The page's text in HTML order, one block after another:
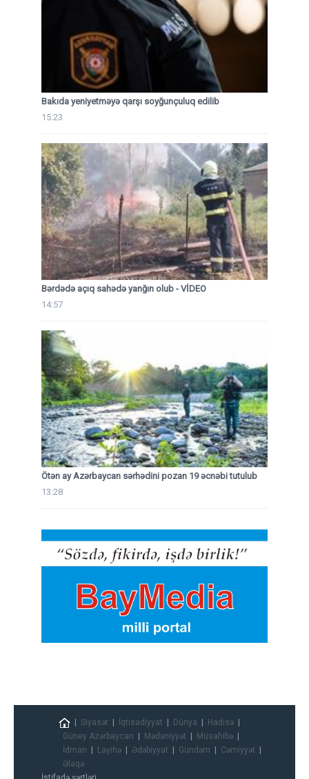
Bakıda yeniyetməyə qarşı soyğunçuluq edilib
15:23
Bərdədə açıq sahədə yanğın olub - VİDEO
14:57
Ötən ay Azərbaycan sərhədini pozan 19 əcnəbi tutulub
13:28
Siyasət İqtisadiyyat Dünya
Hadisə
Güney Azərbaycan
Mədəniyyət
Müsahibə
İdman
Layihə Ədəbiyyat Gündəm
Cəmiyyət
Əlaqə